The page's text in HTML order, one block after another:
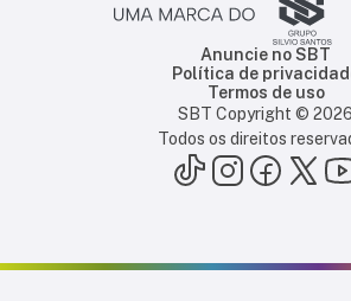
Anuncie no SBT
Política de
Termos de uso
SBT Copyright © 2026
Todos os direitos